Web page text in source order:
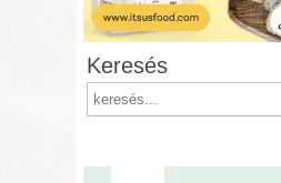
Keresés